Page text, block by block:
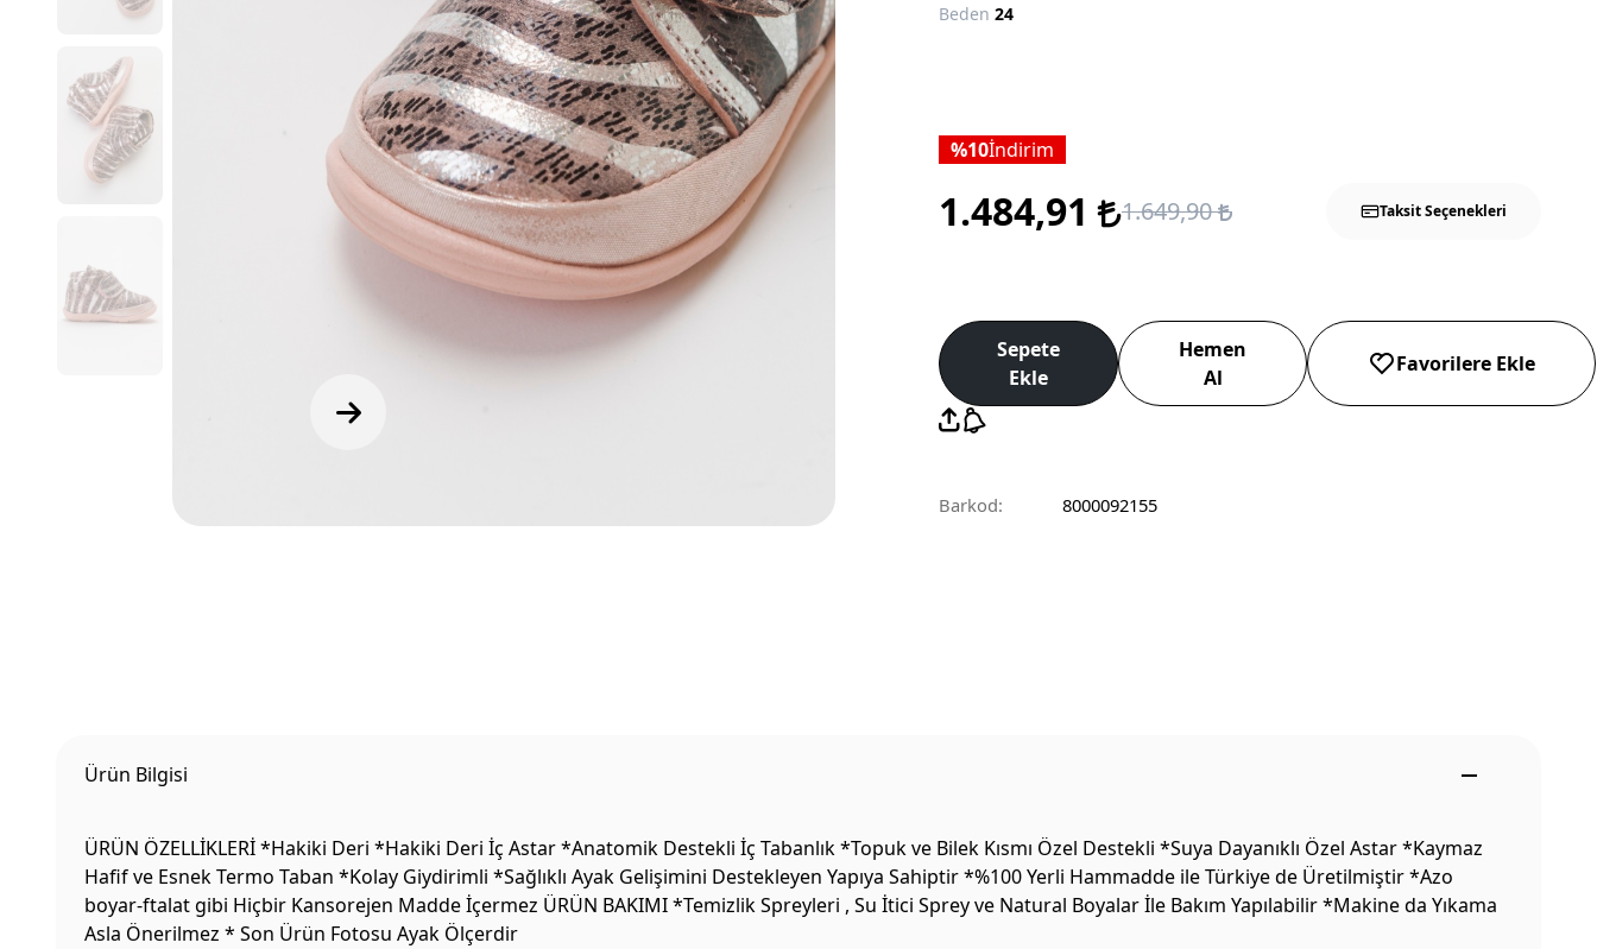
Beden24
10İndirim
1.484,91 1.649,90 Taksit Seçenekleri
Sepete
Ekle
Hemen
Al
Favorilere Ekle
Barkod: 8000092155
Ürün Bilgisi
ÜRÜN ÖZELLİKLERİ *Hakiki Deri *Hakiki Deri İç Astar *Anatomik Destekli İç Tabanlık *Topuk ve Bilek Kısmı Özel Destekli *Suya Dayanıklı Özel Astar *Kaymaz
Hafif ve Esnek Termo Taban *Kolay Giydirimli *Sağlıklı Ayak Gelişimini Destekleyen Yapıya Sahiptir *%100 Yerli Hammadde ile Türkiye de Üretilmiştir *Azo
boyar-ftalat gibi Hiçbir Kansorejen Madde İçermez ÜRÜN BAKIMI *Temizlik Spreyleri , Su İtici Sprey ve Natural Boyalar İle Bakım Yapılabilir *Makine da Yıkama
Asla Önerilmez * Son Ürün Fotosu Ayak Ölçerdir